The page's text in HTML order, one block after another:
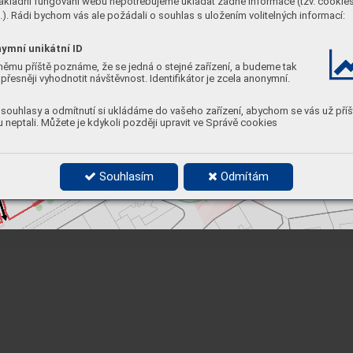
Rádi bychom vás ale požádali o souhlas s uložením volitelných informací:
unikátní ID
příště poznáme, že se jedná o stejné zařízení, a budeme tak
vyhodnotit návštěvnost. Identifikátor je zcela anonymní.
a odmítnutí si ukládáme do vašeho zařízení, abychom se vás už
neptali. Můžete je kdykoli později upravit ve Správě cookies
Souhlasím Odmítám
17,0
14,1
17,0
14,5
5 NP
dvorní čára